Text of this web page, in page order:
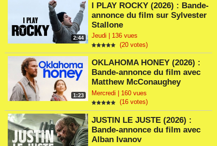
2:44
I PLAY ROCKY (2026) : Bande-
annonce du film sur Sylvester
Stallone
Jeudi | 136 vues
(20 votes)
1:23
OKLAHOMA HONEY (2026) :
Bande-annonce du film avec
Matthew McConaughey
Mercredi | 160 vues
(16 votes)
JUSTIN LE JUSTE (2026) :
Bande-annonce du film avec
Alban Ivanov